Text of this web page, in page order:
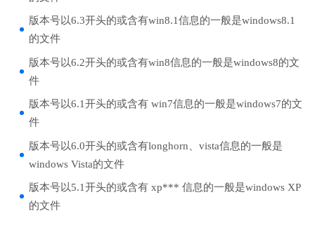
版本号以6.3开头的或含有win8.1信息的一般是windows8.1
的文件
版本号以6.2开头的或含有win8信息的一般是windows8的文
件
版本号以6.1开头的或含有 win7信息的一般是windows7的文
件
版本号以6.0开头的或含有longhorn、vista信息的一般是
windows Vista的文件
版本号以5.1开头的或含有 xp*** 信息的一般是windows XP
的文件